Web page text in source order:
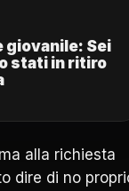
giovanile: Sei
stati in ritiro
alla richiesta
dire di no